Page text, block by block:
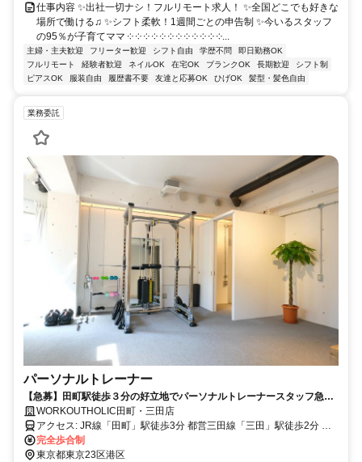
仕事内容 ✨出社一切ナシ！フルリモート求人！ ✨全国どこでも好きな
場所で働ける♫ ✨シフト柔軟！1週間ごとの申告制 ✨今いるスタッフ
の95％が子育てママ ༶ ༶ ༶ ༶ ༶ ༶ ༶ ༶ ༶ ༶ ༶ ༶...
主婦・主夫歓迎 フリーター歓迎 シフト自由 学歴不問
即日勤務OK
フルリモート
経験者歓迎 ネイルOK 在宅OK ブランクOK 長期歓迎
シフト制
ピアスOK
服装自由 履歴書不要 友達と応募OK ひげOK 髪型・髪色自由
業務委託
パーソナルトレーナー
【急募】田町駅徒歩３分の好立地でパーソナルトレーナースタッフ急
募！WORKOUTHOLIC田町・三田店
アクセス: JR線「田町」駅徒歩3分 都営三田線「三田」駅徒歩2分 都
営浅草線「三田」駅徒歩2分
完全歩合制
東京都東京23区港区